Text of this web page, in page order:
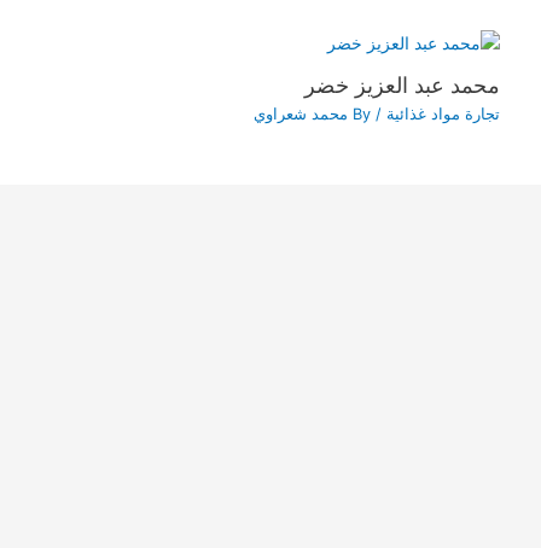
محمد عبد العزيز خضر
تجارة مواد غذائية / By محمد شعراوي